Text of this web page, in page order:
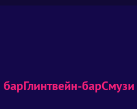
Глинтвейн-бар